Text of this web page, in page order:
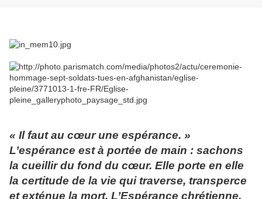
« Il faut au cœur une espérance. »
L’espérance est à portée de main : sachons
la cueillir du fond du cœur. Elle porte en elle
la certitude de la vie qui traverse, transperce
et exténue la mort. L’Espérance chrétienne,